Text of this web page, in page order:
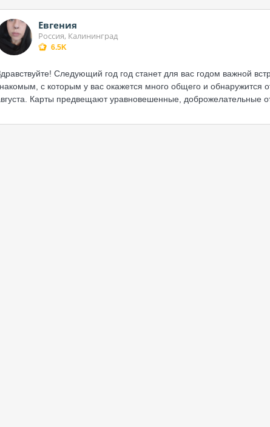
Евгения
Россия, Калининград
6.5K
Следующий год год станет для вас годом важной
с которым у вас окажется много общего и обнаружится
Карты предвещают уравновешенные, доброжелательные